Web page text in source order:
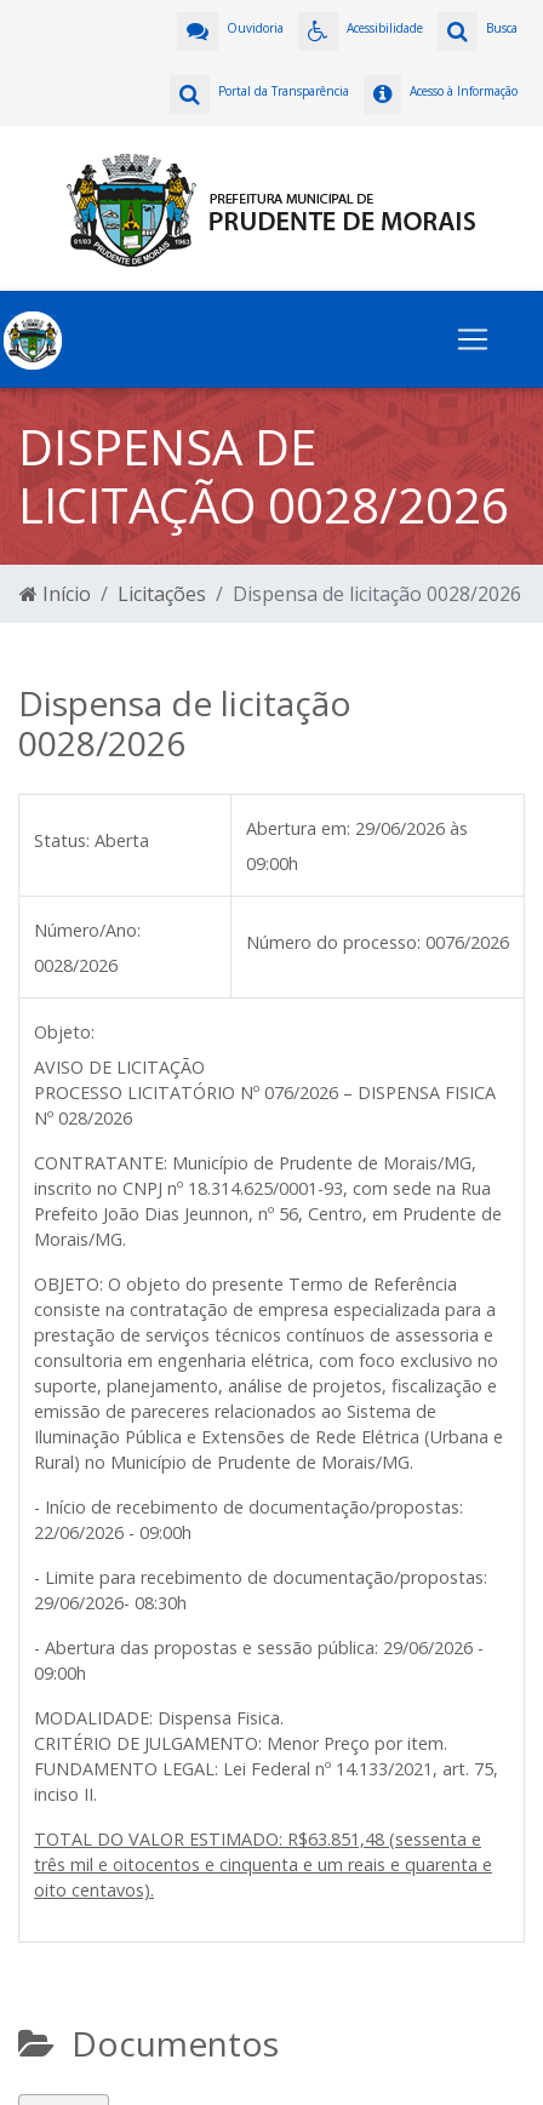
Busca
Acessibilidade
Ouvidoria
Acesso à Informação
Portal da Transparência
DISPENSA DE
LICITAÇÃO 0028/2026
Início Licitações Dispensa de licitação 0028/2026
Dispensa de licitação
0028/2026
Status: Aberta
Abertura em: 29/06/2026 às
09:00h
Número/Ano:
0028/2026
Número do processo: 0076/2026
Objeto:
AVISO DE LICITAÇÃO
PROCESSO LICITATÓRIO Nº 076/2026 – DISPENSA FISICA
Nº 028/2026
CONTRATANTE: Município de Prudente de Morais/MG,
inscrito no CNPJ nº 18.314.625/0001-93, com sede na Rua
Prefeito João Dias Jeunnon, nº 56, Centro, em Prudente de
Morais/MG.
OBJETO: O objeto do presente Termo de Referência
consiste na contratação de empresa especializada para a
prestação de serviços técnicos contínuos de assessoria e
consultoria em engenharia elétrica, com foco exclusivo no
suporte, planejamento, análise de projetos, fiscalização e
emissão de pareceres relacionados ao Sistema de
Iluminação Pública e Extensões de Rede Elétrica (Urbana e
Rural) no Município de Prudente de Morais/MG.
- Início de recebimento de documentação/propostas:
22/06/2026 - 09:00h
- Limite para recebimento de documentação/propostas:
29/06/2026- 08:30h
- Abertura das propostas e sessão pública: 29/06/2026 -
09:00h
MODALIDADE: Dispensa Fisica.
CRITÉRIO DE JULGAMENTO: Menor Preço por item.
FUNDAMENTO LEGAL: Lei Federal nº 14.133/2021, art. 75,
inciso II.
TOTAL DO VALOR ESTIMADO: R$63.851,48 (sessenta e
três mil e oitocentos e cinquenta e um reais e quarenta e
oito centavos).
Documentos